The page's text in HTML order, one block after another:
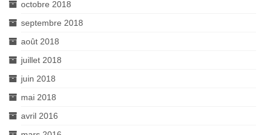
octobre 2018
septembre 2018
août 2018
juillet 2018
juin 2018
mai 2018
avril 2016